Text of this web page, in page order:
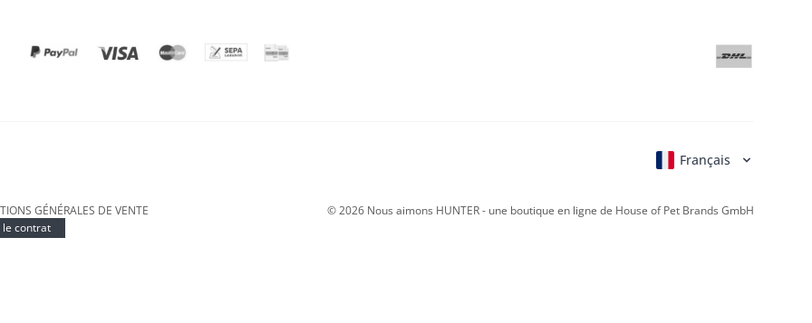
Français
GÉNÉRALES DE VENTE
le contrat
©2026 Nous aimons HUNTER - une boutique en ligne de House of Pet Brands GmbH